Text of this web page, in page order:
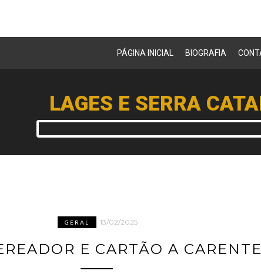
PÁGINA INICIAL BIOGRAFIA
LAGES E SERRA
GERAL 13/02/2025
E CARTÃO A